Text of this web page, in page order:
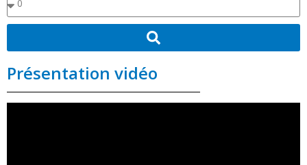
Présentation vidéo